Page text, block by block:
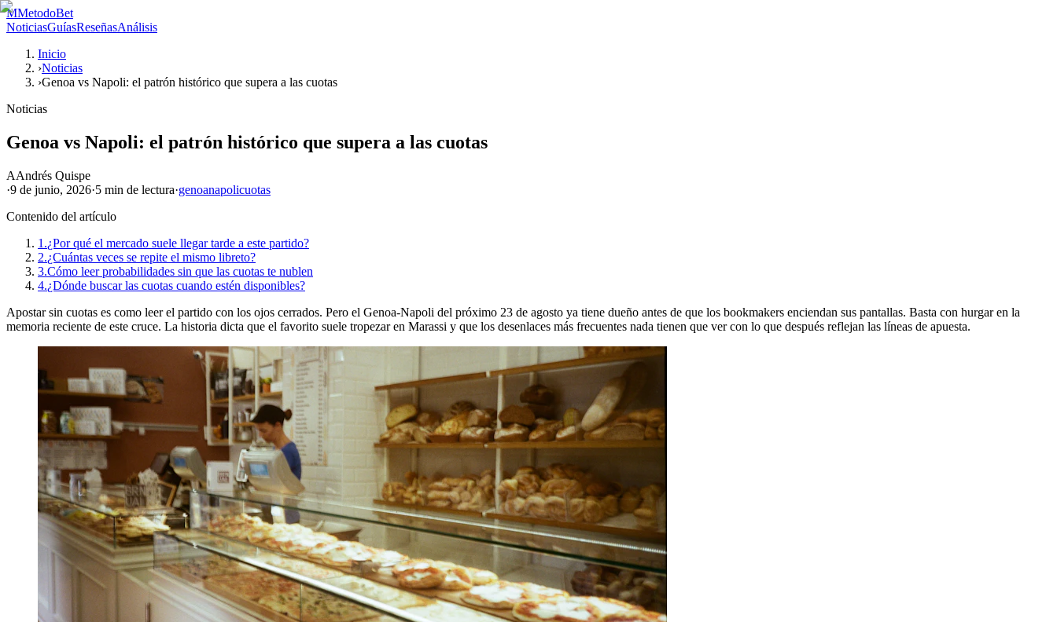
MMetodoBet
NoticiasGuíasReseñasAnálisis
Inicio
›Noticias
›Genoa vs Napoli: el patrón histórico que supera a las cuotas
Noticias
Genoa vs Napoli: el patrón histórico que supera a las cuotas
AAndrés Quispe
·9 de junio, 2026·5 min de lectura·genoanapolicuotas
Contenido del artículo
1.¿Por qué el mercado suele llegar tarde a este partido?
2.¿Cuántas veces se repite el mismo libreto?
3.Cómo leer probabilidades sin que las cuotas te nublen
4.¿Dónde buscar las cuotas cuando estén disponibles?
Apostar sin cuotas es como leer el partido con los ojos cerrados. Pero el Genoa-Napoli del próximo 23 de agosto ya tiene dueño antes de que los bookmakers enciendan sus pantallas. Basta con hurgar en la
memoria reciente de este cruce. La historia dicta que el favorito suele tropezar en Marassi y que los desenlaces más frecuentes nada tienen que ver con lo que después reflejan las líneas de apuesta.